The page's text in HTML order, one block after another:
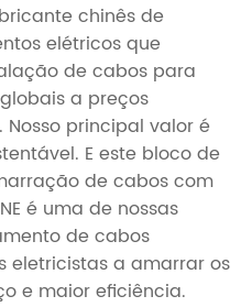
chinês de
elétricos que
de cabos para
a preços
principal valor é
E este bloco de
de cabos com
é uma de nossas
de cabos
eletricistas a amarrar os
e maior eficiência.